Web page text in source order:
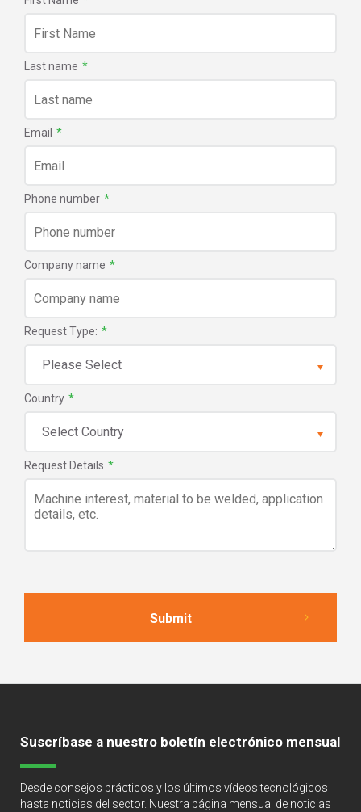
Last name *
Email *
Phone number *
Company name *
Request Type: *
Country *
Request Details *
Suscríbase a nuestro boletín electrónico mensual
Desde consejos prácticos y los últimos vídeos tecnológicos
hasta noticias del sector. Nuestra página mensual de noticias